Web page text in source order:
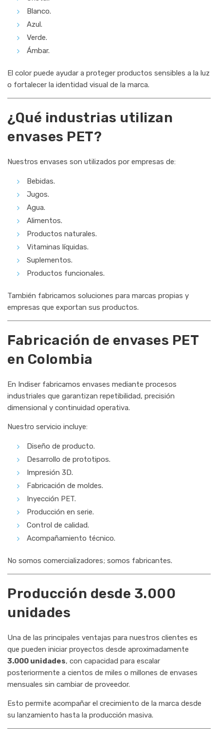
Blanco.
Azul.
Verde.
Ámbar.
El color puede ayudar a proteger productos sensibles a la luz
o fortalecer la identidad visual de la marca.
¿Qué industrias utilizan
envases PET?
Nuestros envases son utilizados por empresas de:
Bebidas.
Jugos.
Agua.
Alimentos.
Productos naturales.
Vitaminas líquidas.
Suplementos.
Productos funcionales.
También fabricamos soluciones para marcas propias y
empresas que exportan sus productos.
Fabricación de envases PET
en Colombia
En Indiser fabricamos envases mediante procesos
industriales que garantizan repetibilidad, precisión
dimensional y continuidad operativa.
Nuestro servicio incluye:
Diseño de producto.
Desarrollo de prototipos.
Impresión 3D.
Fabricación de moldes.
Inyección PET.
Producción en serie.
Control de calidad.
Acompañamiento técnico.
No somos comercializadores; somos fabricantes.
Producción desde 3.000
unidades
Una de las principales ventajas para nuestros clientes es
que pueden iniciar proyectos desde aproximadamente
3.000 unidades, con capacidad para escalar
posteriormente a cientos de miles o millones de envases
mensuales sin cambiar de proveedor.
Esto permite acompañar el crecimiento de la marca desde
su lanzamiento hasta la producción masiva.